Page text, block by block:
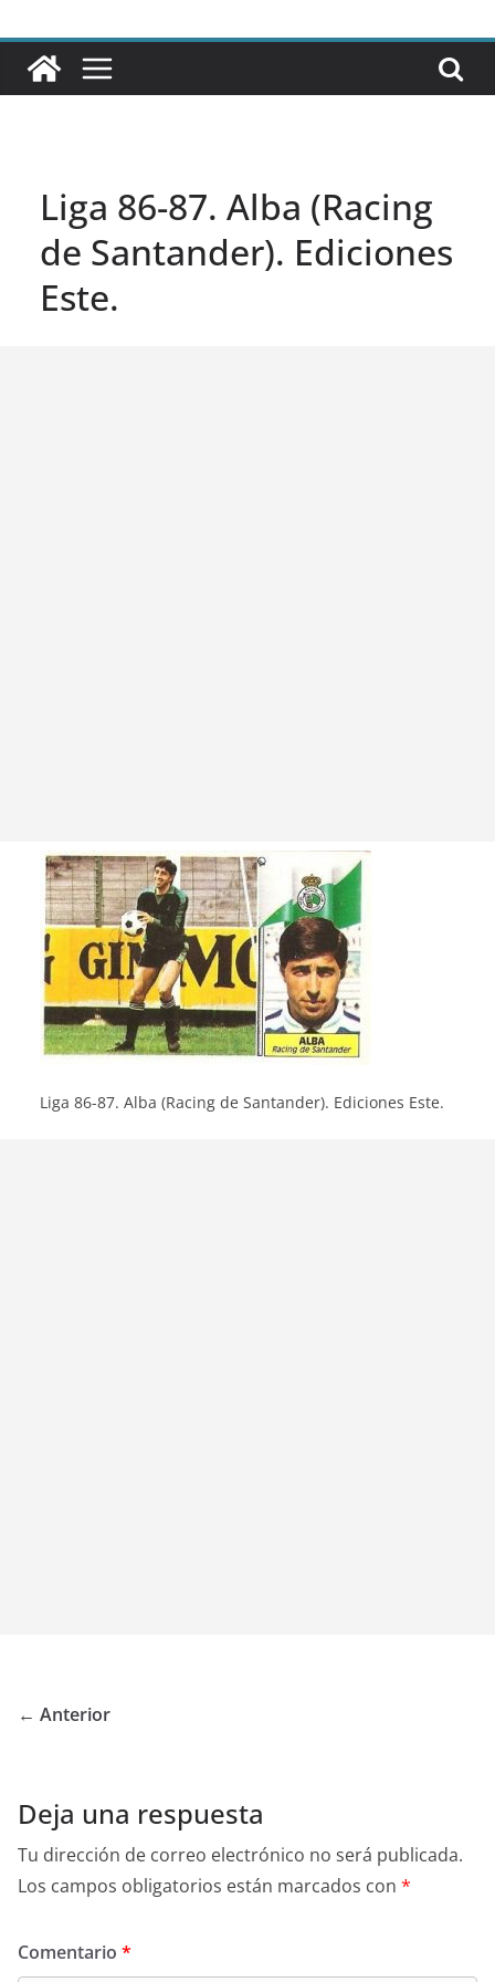
Liga 86-87. Alba (Racing
de Santander). Ediciones
Este.
Liga 86-87. Alba (Racing de Santander). Ediciones Este.
← Anterior
Deja una respuesta
Tu dirección de correo electrónico no será publicada.
Los campos obligatorios están marcados con *
Comentario *